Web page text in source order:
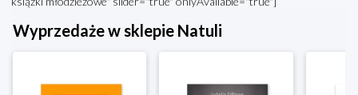
Wyprzedaże w sklepie Natuli